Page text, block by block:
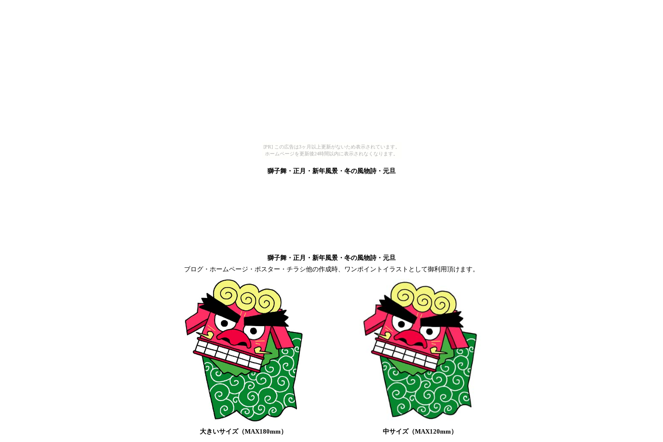
[PR] この広告は3ヶ月以上更新がないため表示されています。
ホームページを更新後24時間以内に表示されなくなります。
獅子舞・正月・新年風景・冬の風物詩・元旦
獅子舞・正月・新年風景・冬の風物詩・元旦
ブログ・ホームページ・ポスター・チラシ他の作成時、ワンポイントイラストとして御利用頂けます。
大きいサイズ（MAX180mm） 中サイズ（MAX120mm）